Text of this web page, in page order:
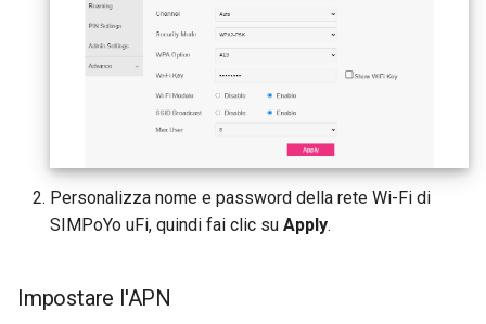
Personalizza nome e password della rete Wi-Fi di
SIMPoYo uFi, quindi fai clic su Apply.
Impostare l'APN